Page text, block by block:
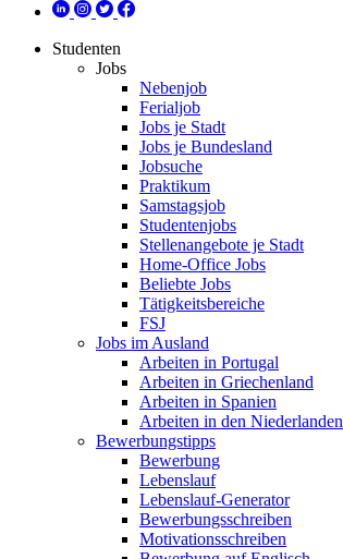
Studenten
Jobs
Nebenjob
Ferialjob
Jobs je Stadt
Jobs je Bundesland
Jobsuche
Praktikum
Samstagsjob
Studentenjobs
Stellenangebote je Stadt
Home-Office Jobs
Beliebte Jobs
Tätigkeitsbereiche
FSJ
Jobs im Ausland
Arbeiten in Portugal
Arbeiten in Griechenland
Arbeiten in Spanien
Arbeiten in den Niederlanden
Bewerbungstipps
Bewerbung
Lebenslauf
Lebenslauf-Generator
Bewerbungsschreiben
Motivationsschreiben